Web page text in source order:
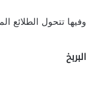
وفيها تتحول الطلائع
البربخ